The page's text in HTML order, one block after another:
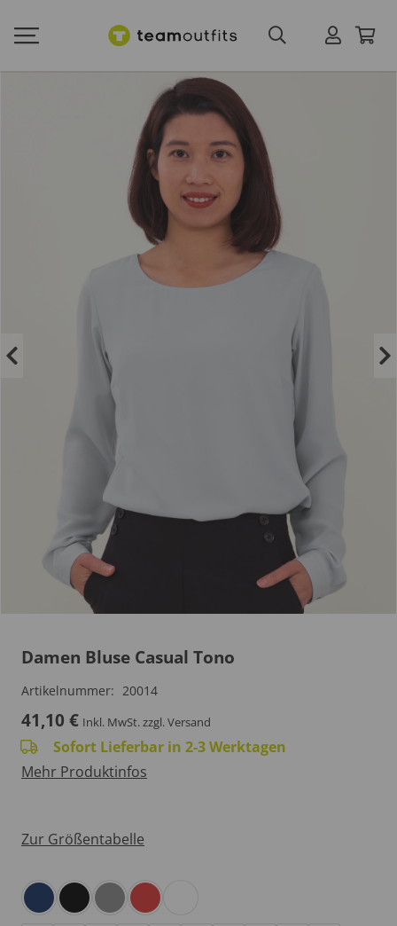
Damen Bluse Casual Tono
Artikelnummer: 20014
41,10 € Inkl. MwSt.zzgl. Versand
Sofort Lieferbar in 2-3 Werktagen
Mehr Produktinfos
Zur Größentabelle